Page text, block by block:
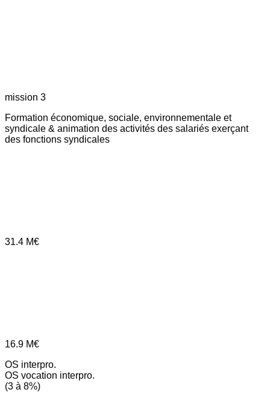
mission 3
Formation économique, sociale, environnementale et
syndicale & animation des activités des salariés exerçant
des fonctions syndicales
31.4 M€
16.9 M€
OS interpro.
OS vocation interpro.
(3 à 8%)